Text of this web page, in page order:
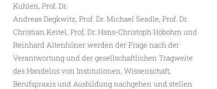
Kuhlen, Prof. Dr.
Andreas Degkwitz, Prof. Dr. Michael Seadle, Prof. Dr.
Christian Keitel, Prof. Dr. Hans-Christoph Hobohm und
Reinhard Altenhöner werden der Frage nach der
Verantwortung und der gesellschaftlichen Tragweite
des Handelns von Institutionen, Wissenschaft,
Berufspraxis und Ausbildung nachgehen und stellen